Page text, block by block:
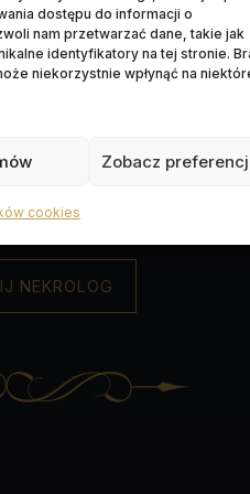
dostępu do informacji o
nam przetwarzać dane, takie jak
identyfikatory na tej stronie.
niekorzystnie wpłynąć na
Zobacz
cookies
16.05.2026
w kaplicy na
św. Pawła
grobu o godz.10:15
BiM
NEKROLOG